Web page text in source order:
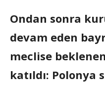
Ondan sonra
devam eden
meclise
katıldı: Polonya